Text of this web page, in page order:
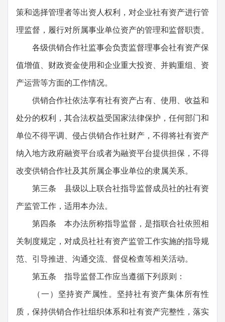
策和选择管理者等出资人权利，对企业社有资产进行管
理监督，履行对所属事业单位资产的管理和监督职责。
各级供销合作社监事会负责监督理事会社有资产保
值增值、财政资金使用和企业重大投资、并购重组、资
产运营等方面的工作情况。
供销合作社依法享有社有资产占有、使用、收益和
处分的权利，其合法权益受国家法律保护，任何部门和
单位不得平调、侵占供销合作社财产，不得将社有资产
纳入地方政府融资平台或者为融资平台提供担保，不得
改变供销合作社及其所属企事业单位的隶属关系。
第三条 县级以上联合社指导监督成员社的社有资
产监管工作，适用本办法。
第四条 本办法所称指导监督，是指联合社依照相
关制度规定，对成员社社有资产监管工作实施的指导规
范、引导推进、沟通交流、督促检查等相关活动。
第五条 指导监督工作应当遵循下列原则：
（一）坚持资产属性。坚持社有资产集体所有性
质，保持供销合作社组织体系和社有资产完整性，落实